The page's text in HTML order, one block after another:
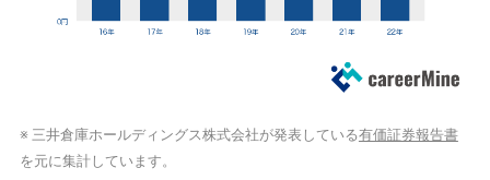
※ 三井倉庫ホールディングス株式会社が発表している有価証券報告書
を元に集計しています。